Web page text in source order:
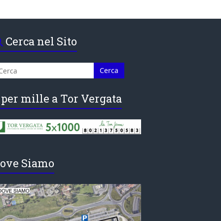
Cerca nel Sito
per mille a Tor Vergata
Siamo